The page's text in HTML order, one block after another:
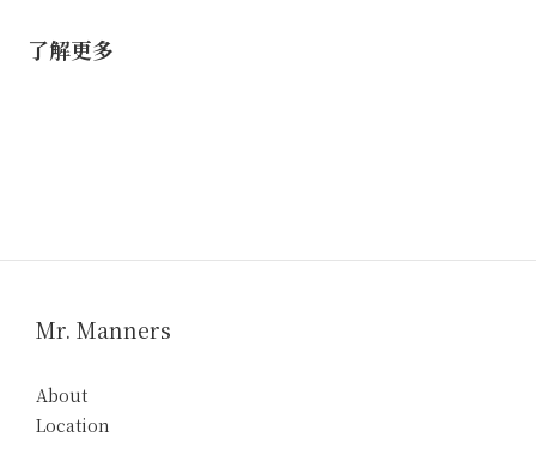
了解更多
Mr. Manners
About
Location